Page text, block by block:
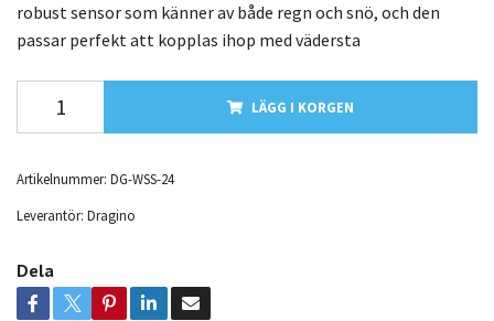
robust sensor som känner av både regn och snö, och den
passar perfekt att kopplas ihop med vädersta
LÄGG I KORGEN
Artikelnummer: DG-WSS-24
Leverantör: Dragino
Dela